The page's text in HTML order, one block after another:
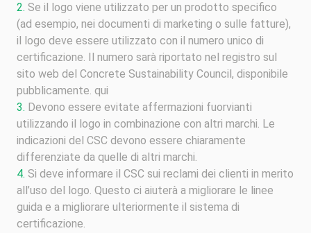
Se il logo viene utilizzato per un prodotto specifico
(ad esempio, nei documenti di marketing o sulle fatture),
il logo deve essere utilizzato con il numero unico di
certificazione. Il numero sarà riportato nel registro sul
sito web del Concrete Sustainability Council, disponibile
pubblicamente. qui
Devono essere evitate affermazioni fuorvianti
utilizzando il logo in combinazione con altri marchi. Le
indicazioni del CSC devono essere chiaramente
differenziate da quelle di altri marchi.
Si deve informare il CSC sui reclami dei clienti in merito
all’uso del logo. Questo ci aiuterà a migliorare le linee
guida e a migliorare ulteriormente il sistema di
certificazione.